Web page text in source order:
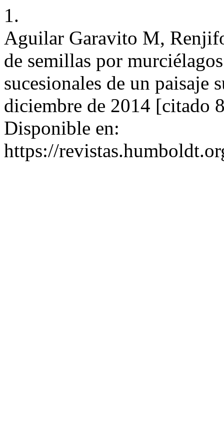
1.
Aguilar Garavito M,
de semillas por
sucesionales de un
diciembre de 2014 [citado
Disponible en:
https://